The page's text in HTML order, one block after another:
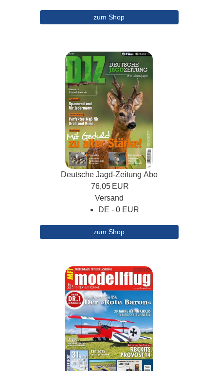
zum Shop
Deutsche Jagd-Zeitung Abo
76,05 EUR
Versand
DE - 0 EUR
zum Shop